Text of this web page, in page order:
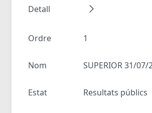
Detall
Ordre 1
Nom SUPERIOR 31/07/
Estat Resultats públics